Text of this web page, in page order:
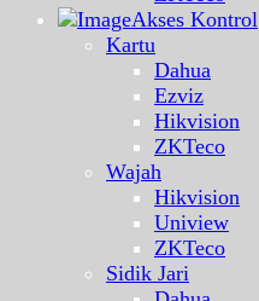
Akses Kontrol
Kartu
Dahua
Ezviz
Hikvision
ZKTeco
Wajah
Hikvision
Uniview
ZKTeco
Sidik Jari